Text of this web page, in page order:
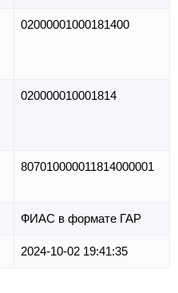
02000001000181400
020000010001814
807010000011814000001
ФИАС в формате ГАР
2024-10-02 19:41:35